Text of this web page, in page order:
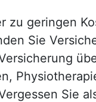
zu geringen
Sie
Sie